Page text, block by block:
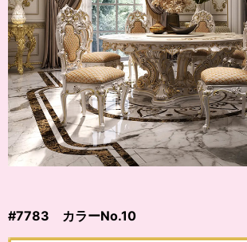
#7783 カラーNo.10